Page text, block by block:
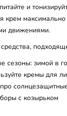
и
крем
движениями.
сезоны: зимой в
кремы для
с козырьком